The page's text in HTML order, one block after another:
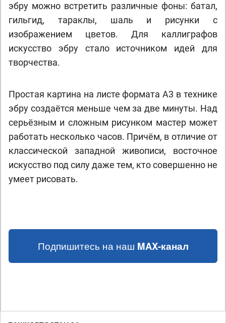
эбру можно встретить различные фоны: батал,
гильгид, тараклы, шаль и рисунки с
изображением цветов. Для каллиграфов
искусство эбру стало источником идей для
творчества.
Простая картина на листе формата А3 в технике
эбру создаётся меньше чем за две минуты. Над
серьёзным и сложным рисунком мастер может
работать несколько часов. Причём, в отличие от
классической западной живописи, восточное
искусство под силу даже тем, кто совершенно не
умеет рисовать.
Подпишитесь на наш MAX-канал